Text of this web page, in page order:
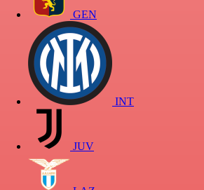
GEN
INT
JUV